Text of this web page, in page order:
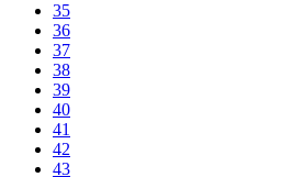
35
36
37
38
39
40
41
42
43